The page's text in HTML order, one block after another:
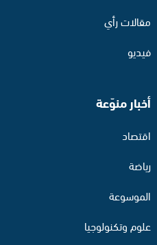
مقالات رأي
فيديو
أخبار منوّعة
اقتصاد
رياضة
الموسوعة
علوم وتكنولوجيا